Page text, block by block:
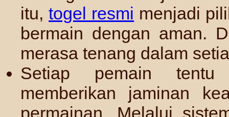
itu,togel resmi menjadi
bermain dengan aman.
merasa tenang dalam
Setiap pemain tentu
memberikan jaminan
permainan. Melalui